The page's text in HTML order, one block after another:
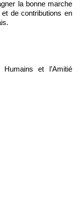
la bonne marche
de contributions en
et l’Amitié